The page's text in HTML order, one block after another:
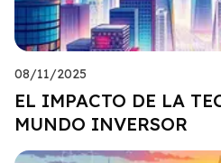
08/11/2025
EL IMPACTO DE LA
MUNDO INVERSOR